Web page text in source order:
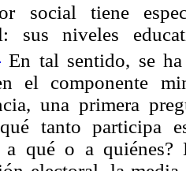
social tiene
sus niveles
En tal sentido, se
el componente
una primera
tanto participa
a qué o a quiénes?